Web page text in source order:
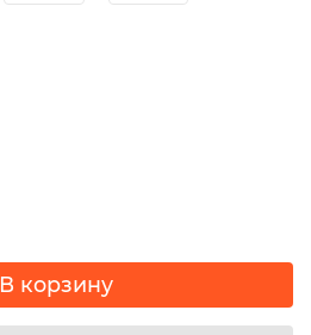
В корзину